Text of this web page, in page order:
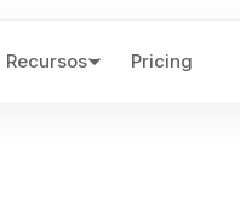
Recursos Pricing